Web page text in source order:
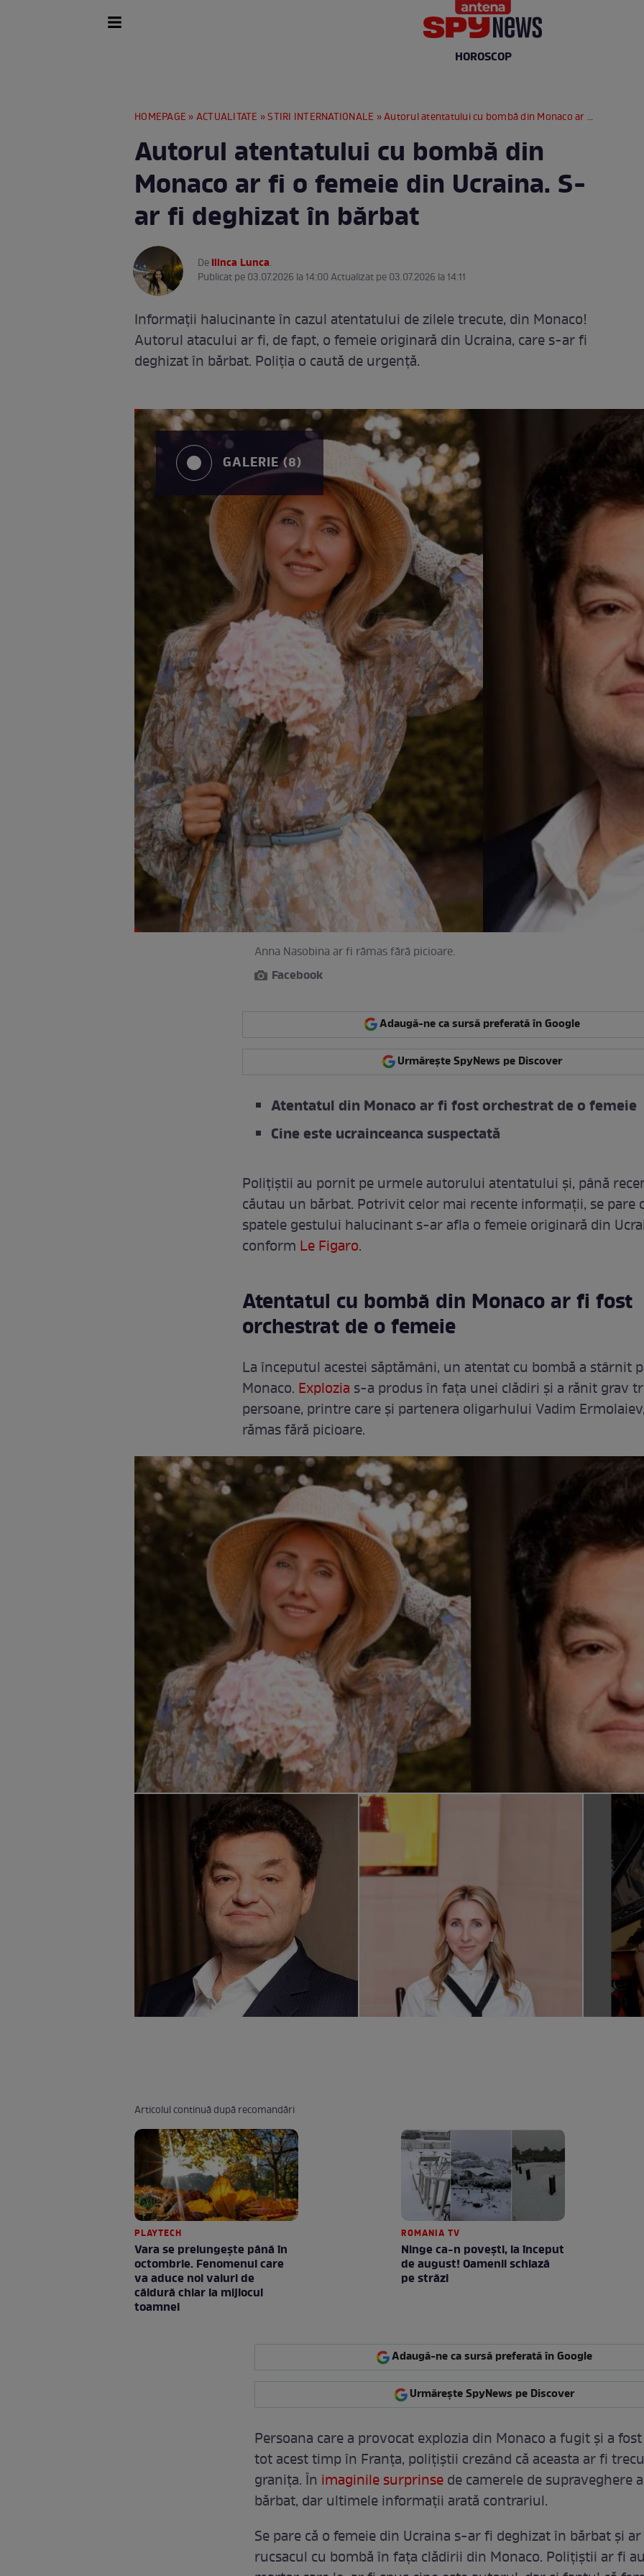
HOROSCOP
HOMEPAGE »ACTUALITATE »STIRI INTERNATIONALE » Autorul atentatului cu bombă din Monaco ar fi o femeie din Ucraina. S-ar fi deghizat în bărbat
Autorul atentatului cu bombă din
Monaco ar fi o femeie din Ucraina. S-
ar fi deghizat în bărbat
DeIlinca Lunca.
Publicat pe 03.07.2026 la 14:00 Actualizat pe 03.07.2026 la 14:11
Informații halucinante în cazul atentatului de zilele trecute, din Monaco!
Autorul atacului ar fi, de fapt, o femeie originară din Ucraina, care s-ar fi
deghizat în bărbat. Poliția o caută de urgență.
GALERIE (8)
Anna Nasobina ar fi rămas fără picioare.
Facebook
Adaugă-ne ca sursă preferată în Google
Urmărește SpyNews pe Discover
Atentatul din Monaco ar fi fost orchestrat de o femeie
Cine este ucrainceanca suspectată
Polițiștii au pornit pe urmele autorului atentatului și, până
căutau un bărbat. Potrivit celor mai recente informații, se pare
spatele gestului halucinant s-ar afla o femeie originară din
conform Le Figaro.
Atentatul cu bombă din Monaco ar fi fost
orchestrat de o femeie
La începutul acestei săptămâni, un atentat cu bombă a stârnit
Monaco. Explozia s-a produs în fața unei clădiri și a rănit grav
persoane, printre care și partenera oligarhului Vadim
rămas fără picioare.
Articolul continuă după recomandări
PLAYTECH
Vara se prelungeşte până în
octombrie. Fenomenul care
va aduce noi valuri de
căldură chiar la mijlocul
toamnei
ROMANIA TV
Ninge ca-n povești, la început
de august! Oamenii schiază
pe străzi
Adaugă-ne ca sursă preferată în Google
Urmărește SpyNews pe Discover
Persoana care a provocat explozia din Monaco a fugit și a
tot acest timp în Franța, polițiștii crezând că aceasta ar fi
granița. În imaginile surprinsede camerele de supraveghere
bărbat, dar ultimele informații arată contrariul.
Se pare că o femeie din Ucraina s-ar fi deghizat în bărbat și
rucsacul cu bombă în fața clădirii din Monaco. Polițiștii ar fi